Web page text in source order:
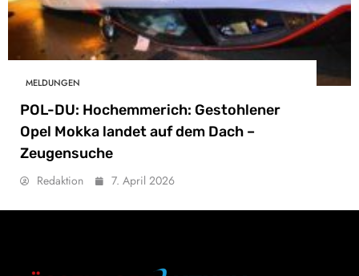
MELDUNGEN
POL-DU: Hochemmerich: Gestohlener
Opel Mokka landet auf dem Dach –
Zeugensuche
Redaktion 7. April 2026